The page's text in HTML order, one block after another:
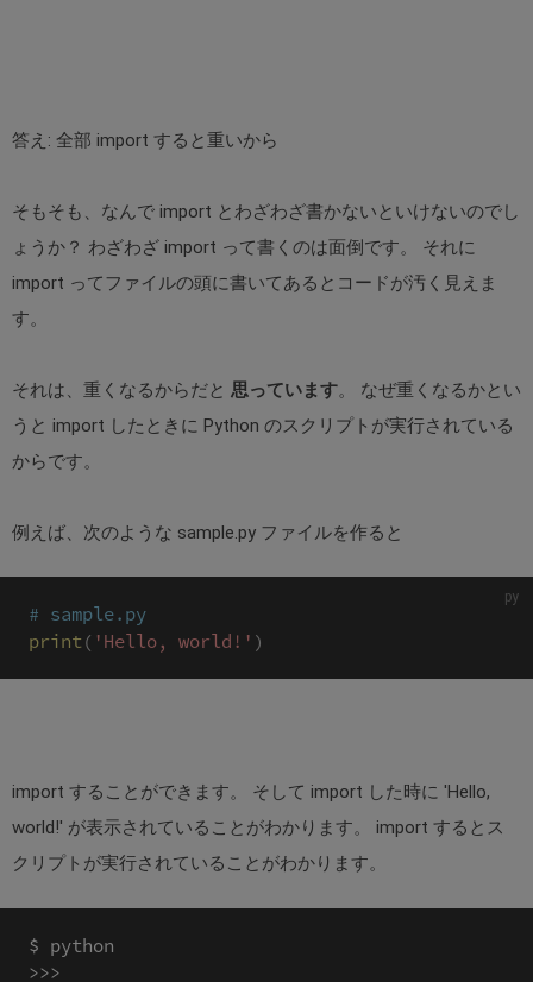
答え: 全部 import すると重いから
そもそも、なんで import とわざわざ書かないといけないのでし
ょうか？ わざわざ import って書くのは面倒です。 それに
import ってファイルの頭に書いてあるとコードが汚く見えま
す。
それは、重くなるからだと 思っています。 なぜ重くなるかとい
うと import したときに Python のスクリプトが実行されている
からです。
例えば、次のような sample.py ファイルを作ると
# sample.py
print( 'Hello, world!' )
import することができます。 そして import した時に 'Hello,
world!' が表示されていることがわかります。 import するとス
クリプトが実行されていることがわかります。
$ python
>>>